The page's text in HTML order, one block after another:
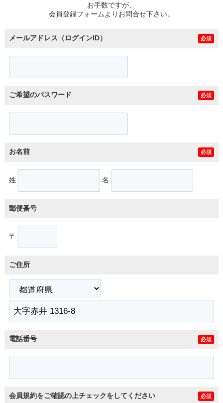
お手数ですが、
会員登録フォームよりお問合せ下さい。
メールアドレス（ログインID） 必須
ご希望のパスワード 必須
お名前 必須
姓 名
郵便番号
〒
ご住所
電話番号 必須
会員規約をご確認の上チェックをしてください 必須